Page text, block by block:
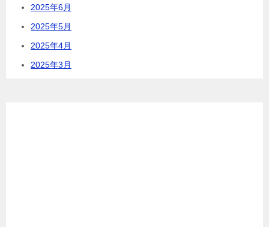
2025年6月
2025年5月
2025年4月
2025年3月